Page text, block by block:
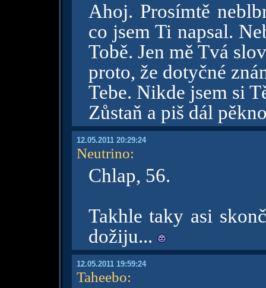
Ahoj. Prosímtě
co jsem Ti napsal.
Tobě. Jen mě Tvá
proto, že dotyčné
Tebe. Nikde jsem si
Zůstaň a piš dál
12.05.2011 20:29:24
Neutrino:
Chlap, 56.
Takhle taky asi
dožiju...
12.05.2011 19:59:24
Taheebo: